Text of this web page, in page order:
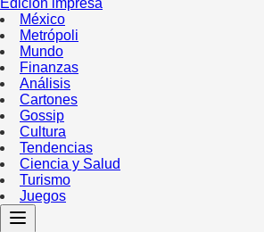
Edición impresa
México
Metrópoli
Mundo
Finanzas
Análisis
Cartones
Gossip
Cultura
Tendencias
Ciencia y Salud
Turismo
Juegos